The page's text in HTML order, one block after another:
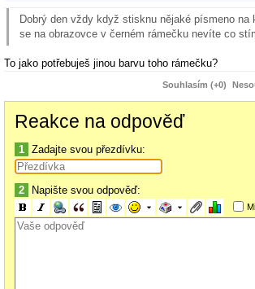
Dobrý den vždy když stisknu nějaké písmeno na
se na obrazovce v černém rámečku nevíte co
To jako potřebuješ jinou barvu toho rámečku?
Souhlasím (+0)
Reakce na odpověď
1 Zadajte svou přezdívku:
2 Napište svou odpověď: